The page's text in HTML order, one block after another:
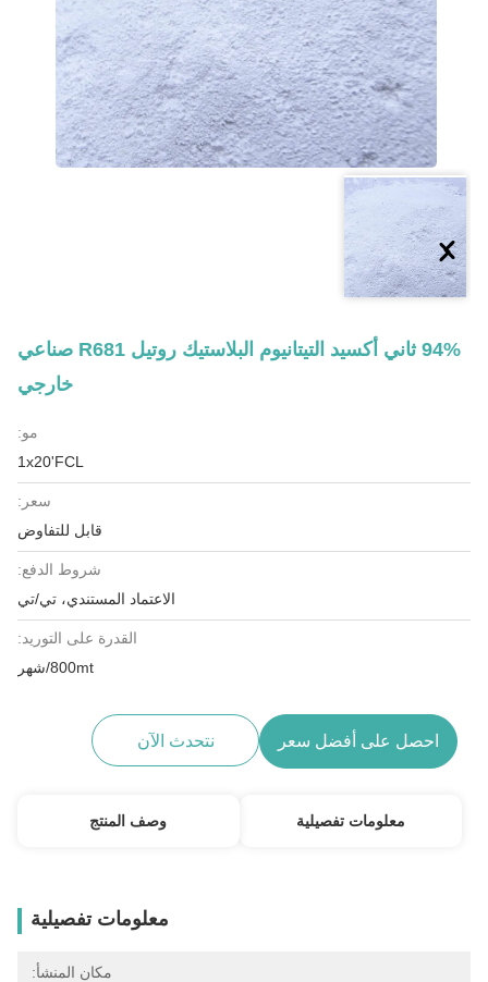
94% ثاني أكسيد التيتانيوم البلاستيك روتيل R681 صناعي
خارجي
مو:
1x20'FCL
سعر:
قابل للتفاوض
شروط الدفع:
الاعتماد المستندي، تي/تي
القدرة على التوريد:
800mt/شهر
احصل على أفضل سعر نتحدث الآن
معلومات تفصيلية وصف المنتج
معلومات تفصيلية
مكان المنشأ: